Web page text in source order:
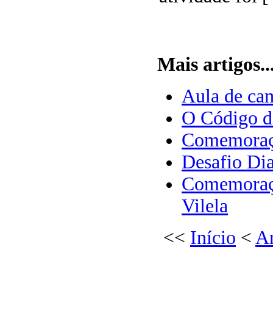
Mais
Aula de
O Código
Desafio
Vilela
<< Início <